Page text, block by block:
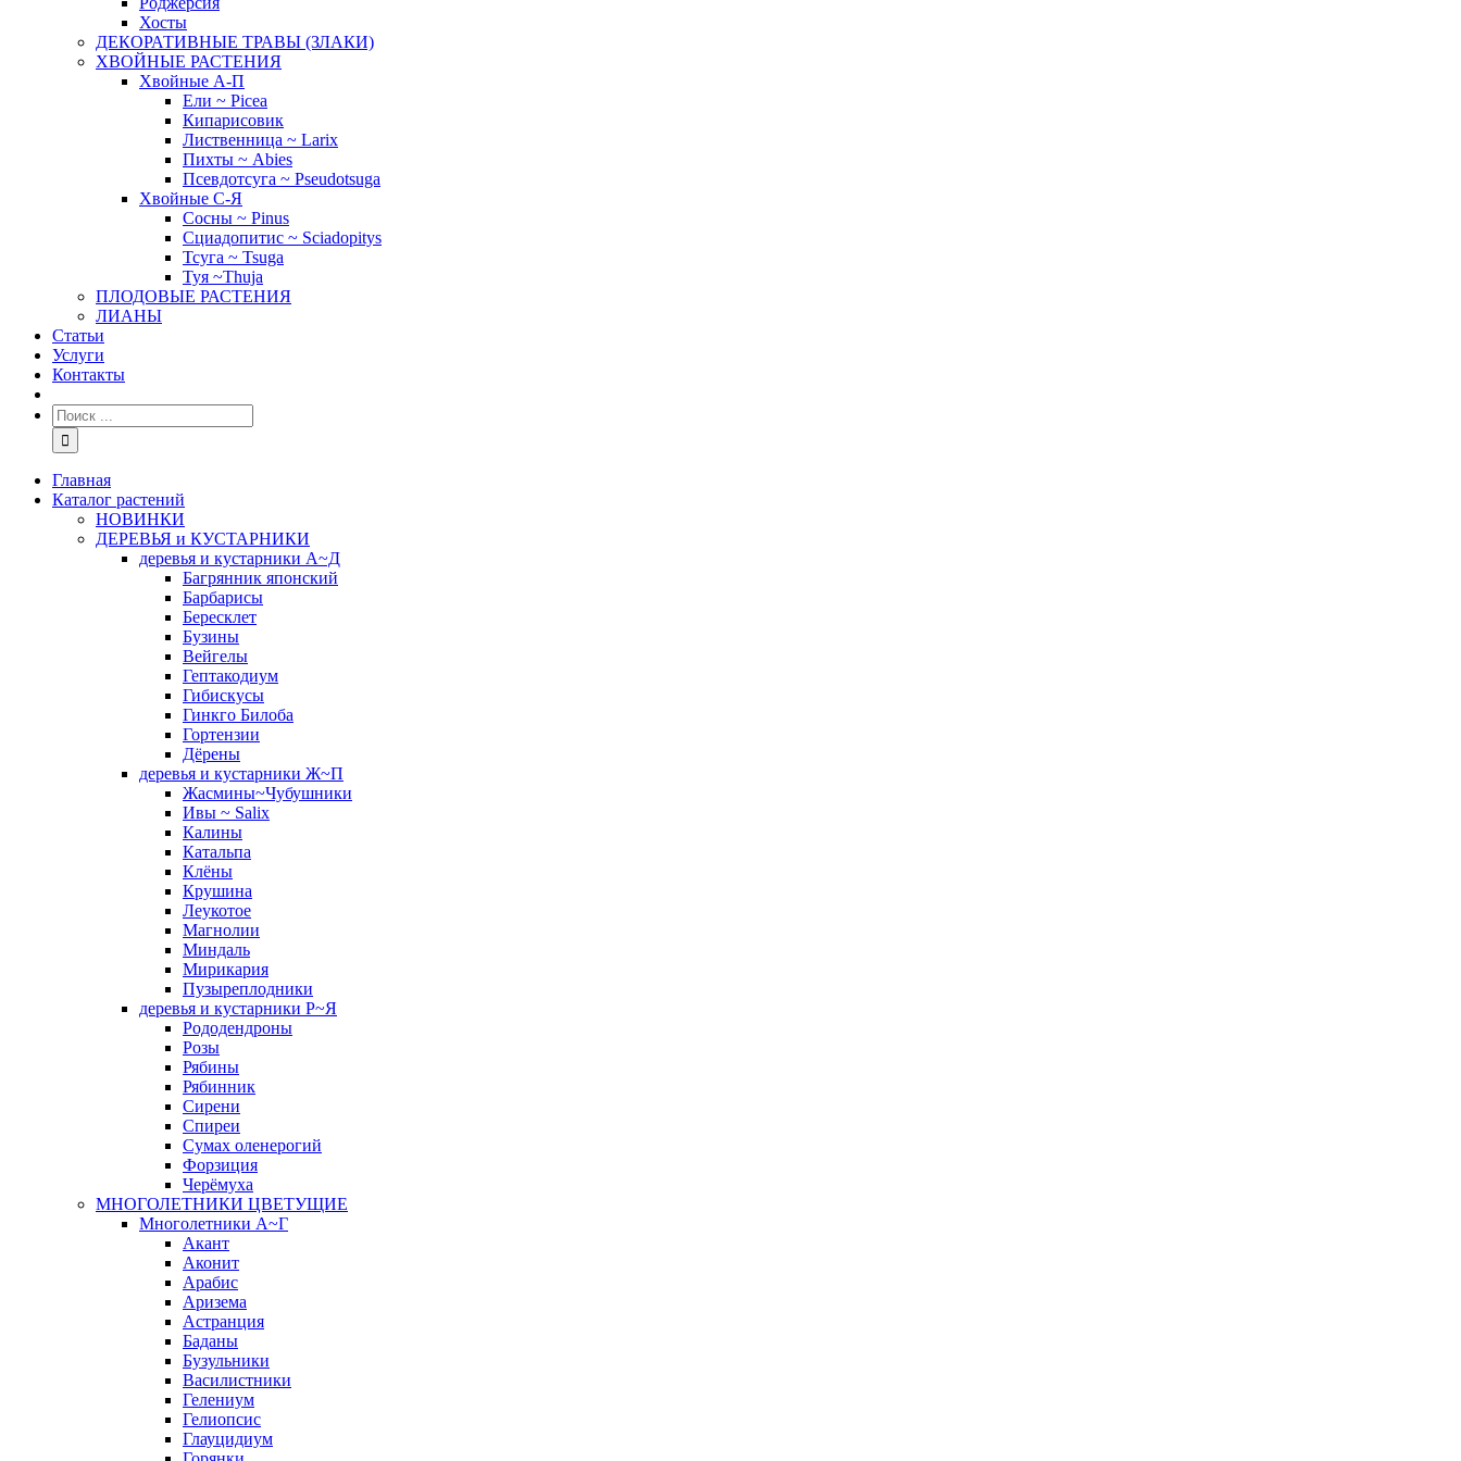
Хосты
ДЕКОРАТИВНЫЕ ТРАВЫ (ЗЛАКИ)
ХВОЙНЫЕ РАСТЕНИЯ
Хвойные А-П
Ели ~ Picea
Кипарисовик
Лиственница ~ Larix
Пихты ~ Abies
Псевдотсуга ~ Pseudotsuga
Хвойные С-Я
Сосны ~ Pinus
Сциадопитис ~ Sciadopitys
Тсуга ~ Tsuga
Туя ~Thuja
ПЛОДОВЫЕ РАСТЕНИЯ
ЛИАНЫ
Статьи
Услуги
Контакты
Главная
Каталог растений
НОВИНКИ
ДЕРЕВЬЯ и КУСТАРНИКИ
деревья и кустарники А~Д
Багрянник японский
Барбарисы
Бересклет
Бузины
Вейгелы
Гептакодиум
Гибискусы
Гинкго Билоба
Гортензии
Дёрены
деревья и кустарники Ж~П
Жасмины~Чубушники
Ивы ~ Salix
Калины
Катальпа
Клёны
Крушина
Леукотое
Магнолии
Миндаль
Мирикария
Пузыреплодники
деревья и кустарники Р~Я
Рододендроны
Розы
Рябины
Рябинник
Сирени
Спиреи
Сумах оленерогий
Форзиция
Черёмуха
МНОГОЛЕТНИКИ ЦВЕТУЩИЕ
Многолетники А~Г
Акант
Аконит
Арабис
Аризема
Астранция
Баданы
Бузульники
Василистники
Гелениум
Гелиопсис
Глауцидиум